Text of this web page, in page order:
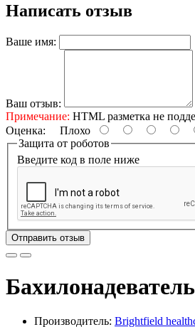
Написать отзыв
Ваше имя:
Ваш отзыв:
Примечание: HTML разметка не
Оценка: Плохо
Защита от роботов
Введите код в поле ниже
Отправить отзыв
Бахилонадеватель
Производитель: Brightfield